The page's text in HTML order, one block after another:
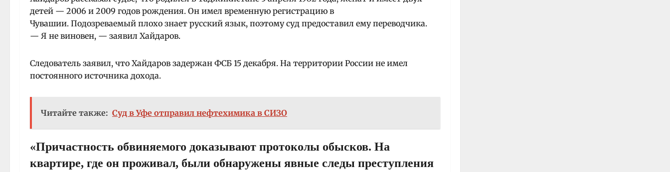
детей — 2006 и 2009 годов рождения. Он имел временную регистрацию в
Чувашии. Подозреваемый плохо знает русский язык, поэтому суд предоставил ему переводчика.
— Я не виновен, — заявил Хайдаров.
Следователь заявил, что Хайдаров задержан ФСБ 15 декабря. На территории России не имел
постоянного источника дохода.
Читайте также: Суд в Уфе отправил нефтехимика в СИЗО
«Причастность обвиняемого доказывают протоколы обысков. На
квартире, где он проживал, были обнаружены явные следы преступления